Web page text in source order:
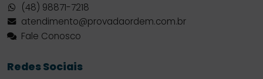
(48) 98871-7218
atendimento@provadaordem.com.br
Fale Conosco
Redes Sociais